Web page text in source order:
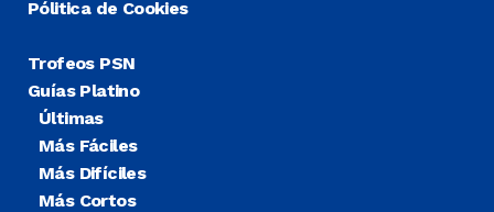
Pólitica de Cookies
Trofeos PSN
Guías Platino
Últimas
Más Fáciles
Más Difíciles
Más Cortos